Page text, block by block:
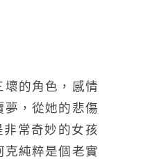
壞的角色，感情
夢，從她的悲傷
常奇妙的女孩
克純粹是個老實